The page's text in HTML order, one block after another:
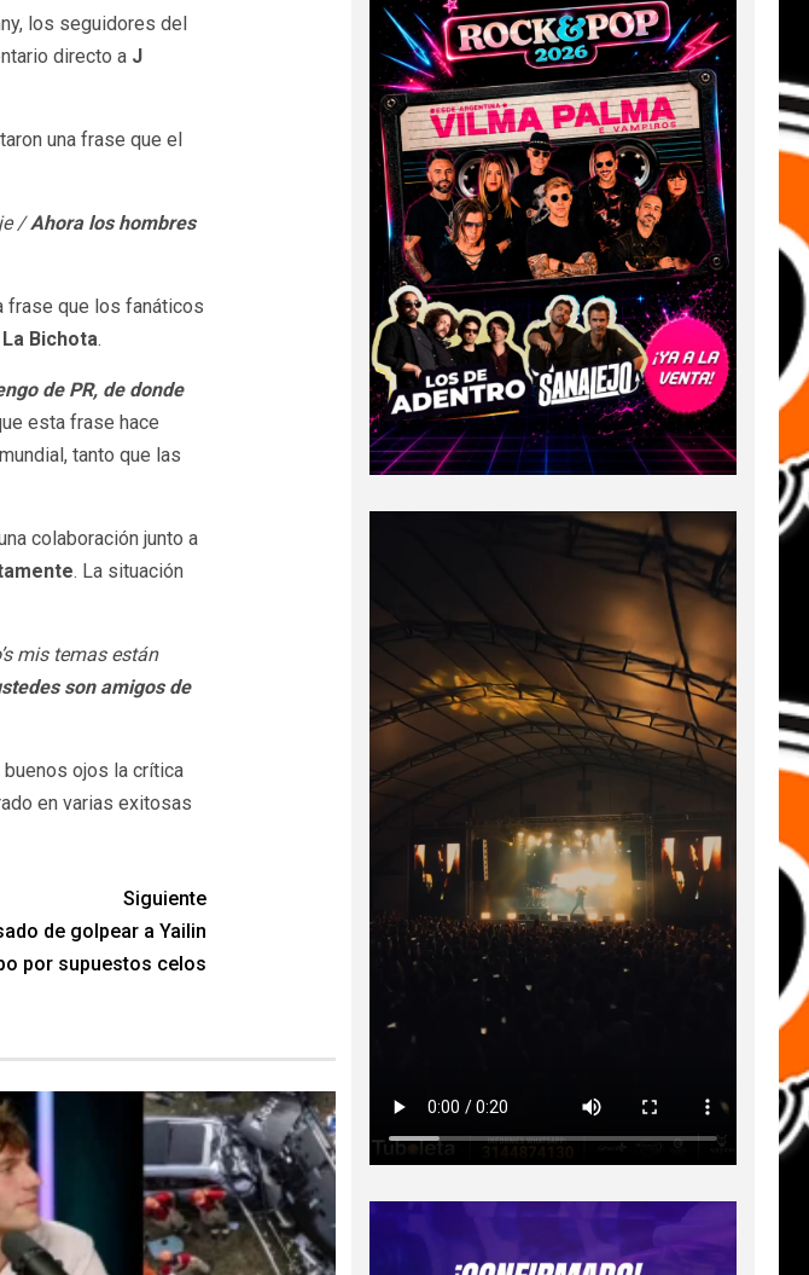
los seguidores del
directo a J
una frase que el
/Ahora los hombres
frase que los fanáticos
La Bichota.
de PR, de donde
esta frase hace
tanto que las
colaboración junto a
. La situación
mis temas están
son amigos de
ojos la crítica
en varias exitosas
Siguiente
de golpear a Yailin
por supuestos celos